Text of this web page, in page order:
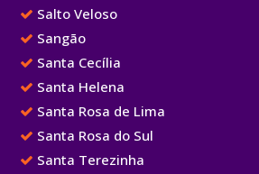
Salto Veloso
Sangão
Santa Cecília
Santa Helena
Santa Rosa de Lima
Santa Rosa do Sul
Santa Terezinha